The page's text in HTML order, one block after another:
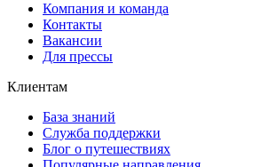
Компания и команда
Контакты
Вакансии
Для прессы
Клиентам
База знаний
Служба поддержки
Блог о путешествиях